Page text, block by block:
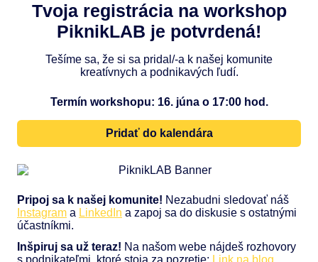
Tvoja registrácia na workshop
PiknikLAB je potvrdená!
Tešíme sa, že si sa pridal/-a k našej komunite
kreatívnych a podnikavých ľudí.
Termín workshopu: 16. júna o 17:00 hod.
Pridať do kalendára
Pripoj sa k našej komunite! Nezabudni sledovať náš
Instagram a LinkedIn a zapoj sa do diskusie s ostatnými
účastníkmi.
Inšpiruj sa už teraz! Na našom webe nájdeš rozhovory